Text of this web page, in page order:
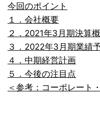
今回のポイント
１．会社概要
２．2021年3月期決算
３．2022年3月期業績
４．中期経営計画
５．今後の注目点
＜参考：コーポレート